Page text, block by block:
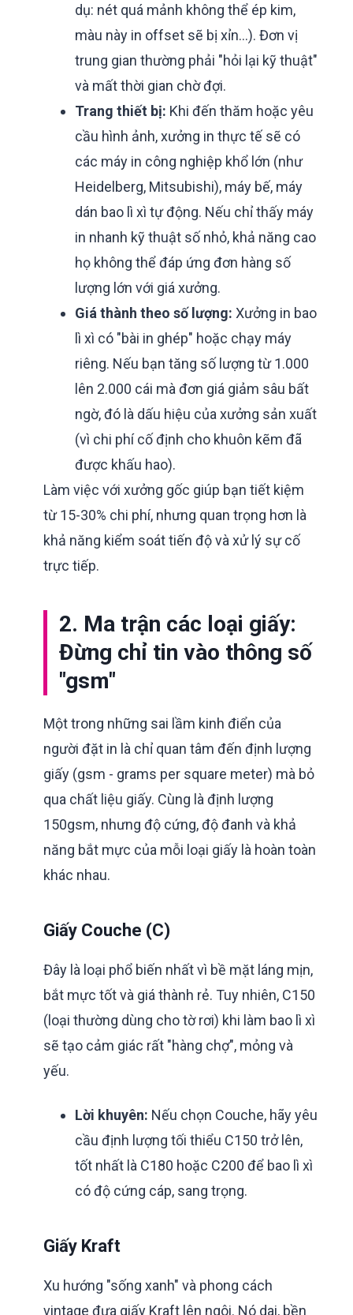
dụ: nét quá mảnh không thể ép kim,
màu này in offset sẽ bị xỉn...). Đơn vị
trung gian thường phải "hỏi lại kỹ thuật"
và mất thời gian chờ đợi.
Trang thiết bị: Khi đến thăm hoặc yêu
cầu hình ảnh, xưởng in thực tế sẽ có
các máy in công nghiệp khổ lớn (như
Heidelberg, Mitsubishi), máy bế, máy
dán bao lì xì tự động. Nếu chỉ thấy máy
in nhanh kỹ thuật số nhỏ, khả năng cao
họ không thể đáp ứng đơn hàng số
lượng lớn với giá xưởng.
Giá thành theo số lượng: Xưởng in bao
lì xì có "bài in ghép" hoặc chạy máy
riêng. Nếu bạn tăng số lượng từ 1.000
lên 2.000 cái mà đơn giá giảm sâu bất
ngờ, đó là dấu hiệu của xưởng sản xuất
(vì chi phí cố định cho khuôn kẽm đã
được khấu hao).
Làm việc với xưởng gốc giúp bạn tiết kiệm
từ 15-30% chi phí, nhưng quan trọng hơn là
khả năng kiểm soát tiến độ và xử lý sự cố
trực tiếp.
2. Ma trận các loại giấy:
Đừng chỉ tin vào thông số
"gsm"
Một trong những sai lầm kinh điển của
người đặt in là chỉ quan tâm đến định lượng
giấy (gsm - grams per square meter) mà bỏ
qua chất liệu giấy. Cùng là định lượng
150gsm, nhưng độ cứng, độ đanh và khả
năng bắt mực của mỗi loại giấy là hoàn toàn
khác nhau.
Giấy Couche (C)
Đây là loại phổ biến nhất vì bề mặt láng mịn,
bắt mực tốt và giá thành rẻ. Tuy nhiên, C150
(loại thường dùng cho tờ rơi) khi làm bao lì xì
sẽ tạo cảm giác rất "hàng chợ", mỏng và
yếu.
Lời khuyên: Nếu chọn Couche, hãy yêu
cầu định lượng tối thiểu C150 trở lên,
tốt nhất là C180 hoặc C200 để bao lì xì
có độ cứng cáp, sang trọng.
Giấy Kraft
Xu hướng "sống xanh" và phong cách
vintage đưa giấy Kraft lên ngôi. Nó dai, bền